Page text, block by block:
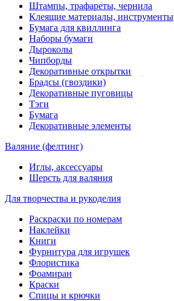
Штампы, трафареты, чернила
Клеящие материалы, инструменты
Бумага для квиллинга
Наборы бумаги
Дыроколы
Чипборды
Декоративные открытки
Брадсы (гвоздики)
Декоративные пуговицы
Тэги
Бумага
Декоративные элементы
Валяние (фелтинг)
Иглы, аксессуары
Шерсть для валяния
Для творчества и рукоделия
Раскраски по номерам
Наклейки
Книги
Фурнитура для игрушек
Флористика
Фоамиран
Краски
Спицы и крючки